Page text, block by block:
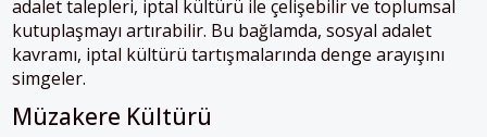
adalet talepleri, iptal kültürü ile çelişebilir ve toplumsal
kutuplaşmayı artırabilir. Bu bağlamda, sosyal adalet
kavramı, iptal kültürü tartışmalarında denge arayışını
simgeler.
Müzakere Kültürü